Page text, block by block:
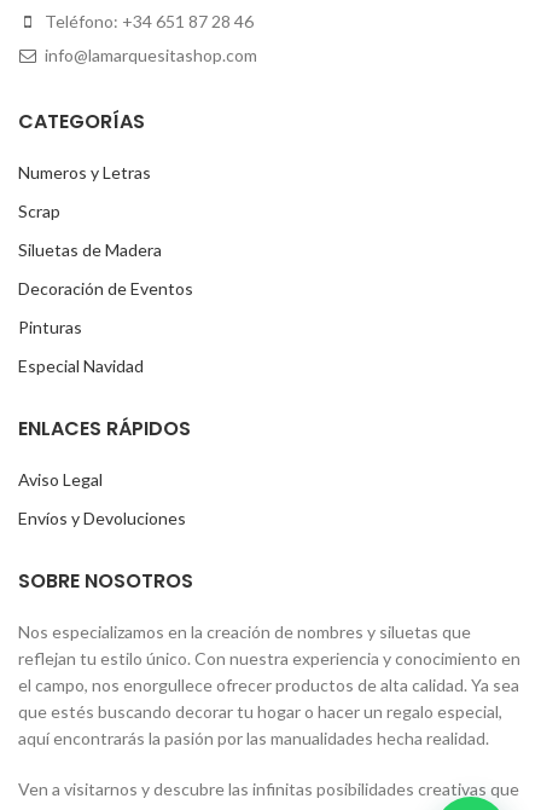
Teléfono: +34 651 87 28 46
info@lamarquesitashop.com
CATEGORÍAS
Numeros y Letras
Scrap
Siluetas de Madera
Decoración de Eventos
Pinturas
Especial Navidad
ENLACES RÁPIDOS
Aviso Legal
Envíos y Devoluciones
SOBRE NOSOTROS
Nos especializamos en la creación de nombres y siluetas que
reflejan tu estilo único. Con nuestra experiencia y conocimiento en
el campo, nos enorgullece ofrecer productos de alta calidad. Ya sea
que estés buscando decorar tu hogar o hacer un regalo especial,
aquí encontrarás la pasión por las manualidades hecha realidad.
Ven a visitarnos y descubre las infinitas posibilidades creativas que